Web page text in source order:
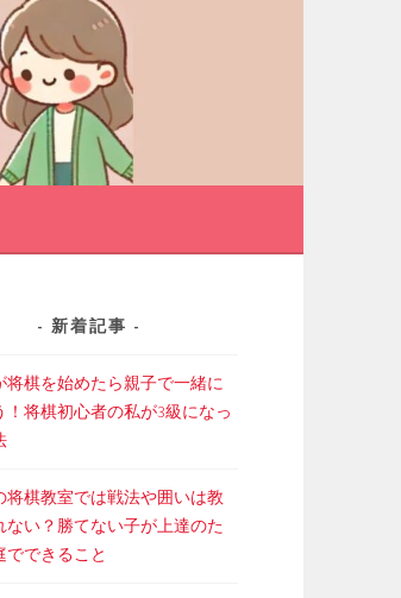
新着記事
将棋を始めたら親子で一緒に
！将棋初心者の私が3級になっ
将棋教室では戦法や囲いは教
ない？勝てない子が上達のた
でできること